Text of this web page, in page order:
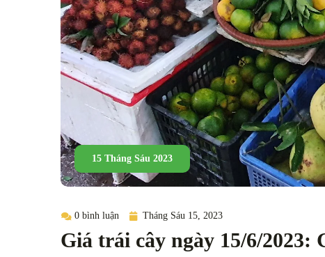
15 Tháng Sáu 2023
0 bình luận Tháng Sáu 15, 2023
Giá trái cây ngày 15/6/2023: